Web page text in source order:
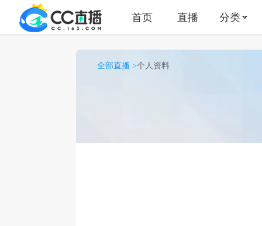
首页 直播 分类
全部直播 >个人资料